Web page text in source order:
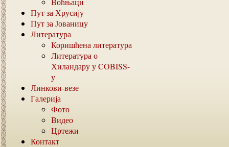
Пут за Хрусију
Пут за Јованицу
Литература
Коришћена литература
Литература о
Хиландару уCOBISS-
у
Линкови-везе
Галерија
Фото
Видео
Цртежи
Контакт